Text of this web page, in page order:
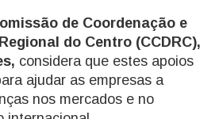
de Coordenação e
do Centro (CCDRC),
considera que estes apoios
ajudar as empresas a
nos mercados e no